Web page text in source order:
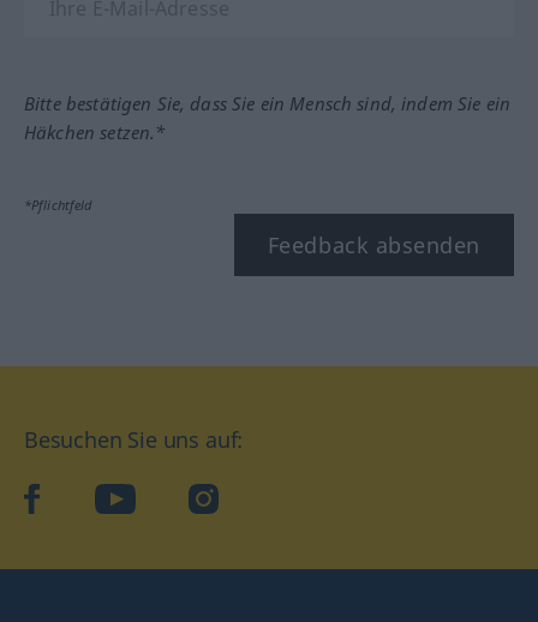
Bitte bestätigen Sie, dass Sie ein Mensch sind, indem Sie ein
Häkchen setzen.*
*Pflichtfeld
Feedback absenden
Besuchen Sie uns auf:
facebookYouTube Instagram